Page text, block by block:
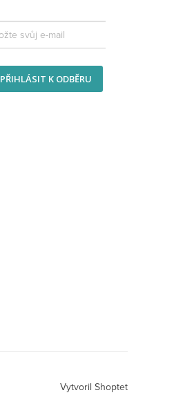
PŘIHLÁSIT K ODBĚRU
Vytvoril Shoptet